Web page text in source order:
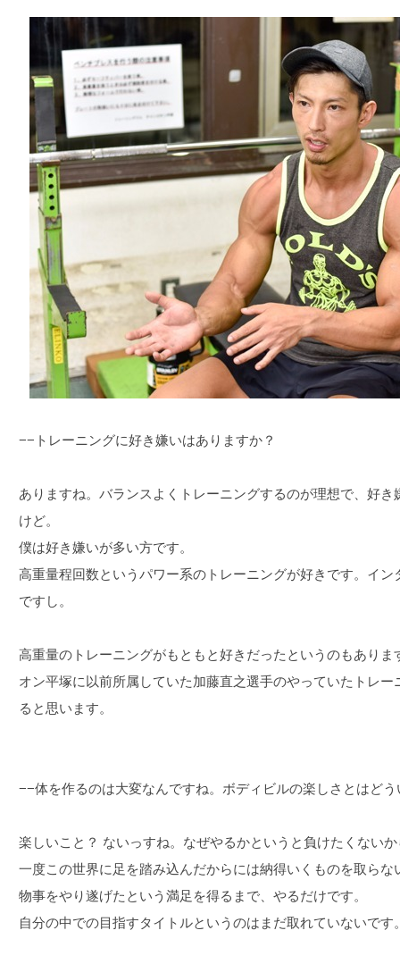
−−トレーニングに好き嫌いはありますか？
ありますね。バランスよくトレーニングするのが理想で、好
けど。
僕は好き嫌いが多い方です。
高重量程回数というパワー系のトレーニングが好きです。イ
ですし。
高重量のトレーニングがもともと好きだったというのもあり
オン平塚に以前所属していた加藤直之選手のやっていたトレ
ると思います。
−−体を作るのは大変なんですね。ボディビルの楽しさとはど
楽しいこと？ ないっすね。なぜやるかというと負けたくない
一度この世界に足を踏み込んだからには納得いくものを取らな
物事をやり遂げたという満足を得るまで、やるだけです。
自分の中での目指すタイトルというのはまだ取れていないです